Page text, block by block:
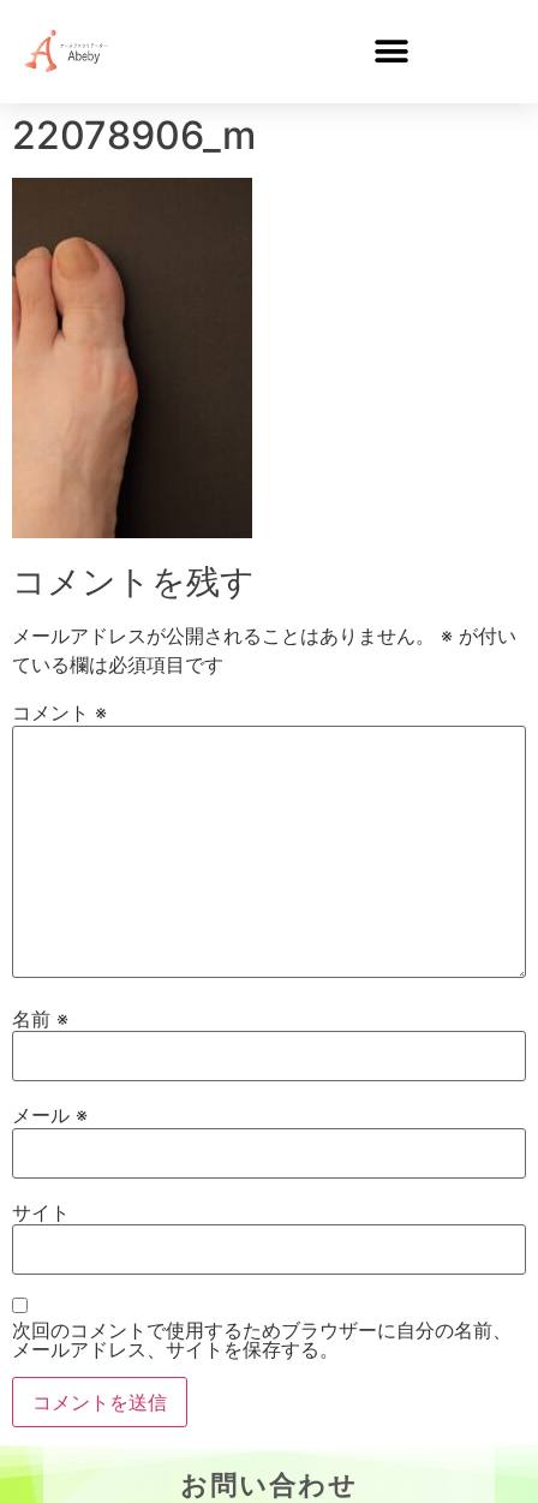
22078906_m
コメントを残す
メールアドレスが公開されることはありません。 ※ が付い
ている欄は必須項目です
コメント ※
名前 ※
メール ※
サイト
次回のコメントで使用するためブラウザーに自分の名前、
メールアドレス、サイトを保存する。
お問い合わせ